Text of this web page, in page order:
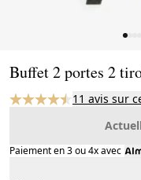
Buffet 2 portes 2
11 avis sur
Paiement en 3 ou 4x avec